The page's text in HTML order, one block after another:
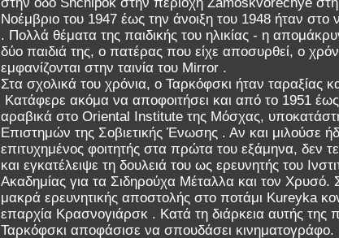
Νοέμβριο του 1947 έως την άνοιξη του 1948 ήταν στο
. Πολλά θέματα της παιδικής του ηλικίας - η
δύο παιδιά της, ο πατέρας που είχε αποσυρθεί, ο
εμφανίζονται στην ταινία του Mirror .
Στα σχολικά του χρόνια, ο Ταρκόφσκι ήταν ταραξίας
Κατάφερε ακόμα να αποφοιτήσει και από το 1951
αραβικά στο Oriental Institute της Μόσχας,
Επιστημών της Σοβιετικής Ένωσης . Αν και μιλούσε
επιτυχημένος φοιτητής στα πρώτα του εξάμηνα, δεν
και εγκατέλειψε τη δουλειά του ως ερευνητής του
Ακαδημίας για τα Σιδηρούχα Μέταλλα και τον Χρυσό.
μακρά ερευνητικής αποστολής στο ποτάμι Kureyka
επαρχία Κρασνογιάρσκ . Κατά τη διάρκεια αυτής της
Ταρκόφσκι αποφάσισε να σπουδάσει κινηματογράφο.